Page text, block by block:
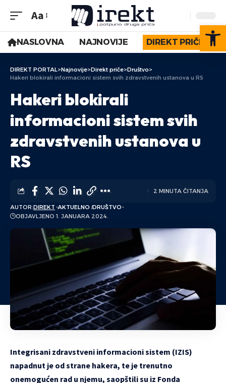
Aa
NASLOVNA NAJNOVIJE DIREKT PRIČE
DIREKT PORTAL>Najnovije>Direkt priče>Društvo>
Hakeri blokirali informacioni sistem svih zdravstvenih ustanova u RS
Hakeri blokirali
informacioni sistem svih
zdravstvenih ustanova u
RS
AUTOR:DIREKT AKTUELNO DRUŠTVO
OBJAVLJENO 1. JANUARA 2024.
2 MINUTA ČITANJA
Integrisani zdravstveni informacioni sistem (IZIS)
napadnut je od strane hakera, te je trenutno
onemogućen rad u njemu, saopštili su iz Fonda